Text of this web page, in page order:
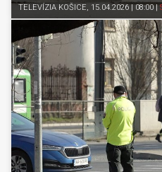
TELEVÍZIA KOŠICE, 15.04.2026 | 08:00|